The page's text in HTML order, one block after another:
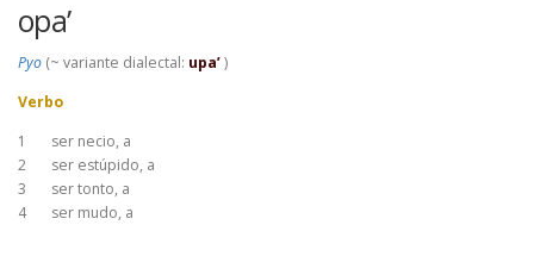
opa’
Pyo (~ variante dialectal: upa’)
Verbo
1
ser necio, a
2
ser estúpido, a
3
ser tonto, a
4
ser mudo, a